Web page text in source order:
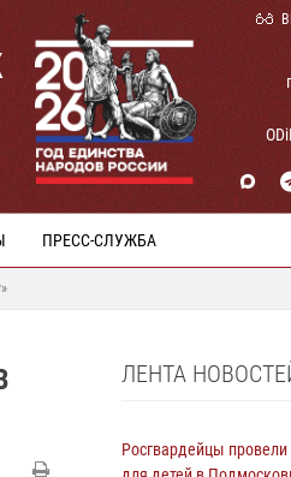
ПРЕСС-СЛУЖБА
ЛЕНТА
Росгвардейцы провели